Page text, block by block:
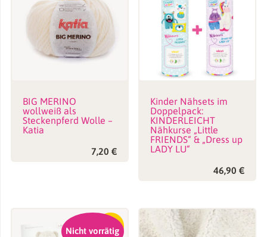
BIG MERINO
wollweiß als
Steckenpferd Wolle –
Katia
7,20 €
Kinder Nähsets im
Doppelpack:
KINDERLEICHT
Nähkurse „Little
FRIENDS“ & „Dress up
LADY LU“
46,90€
-17%
Nicht vorrätig